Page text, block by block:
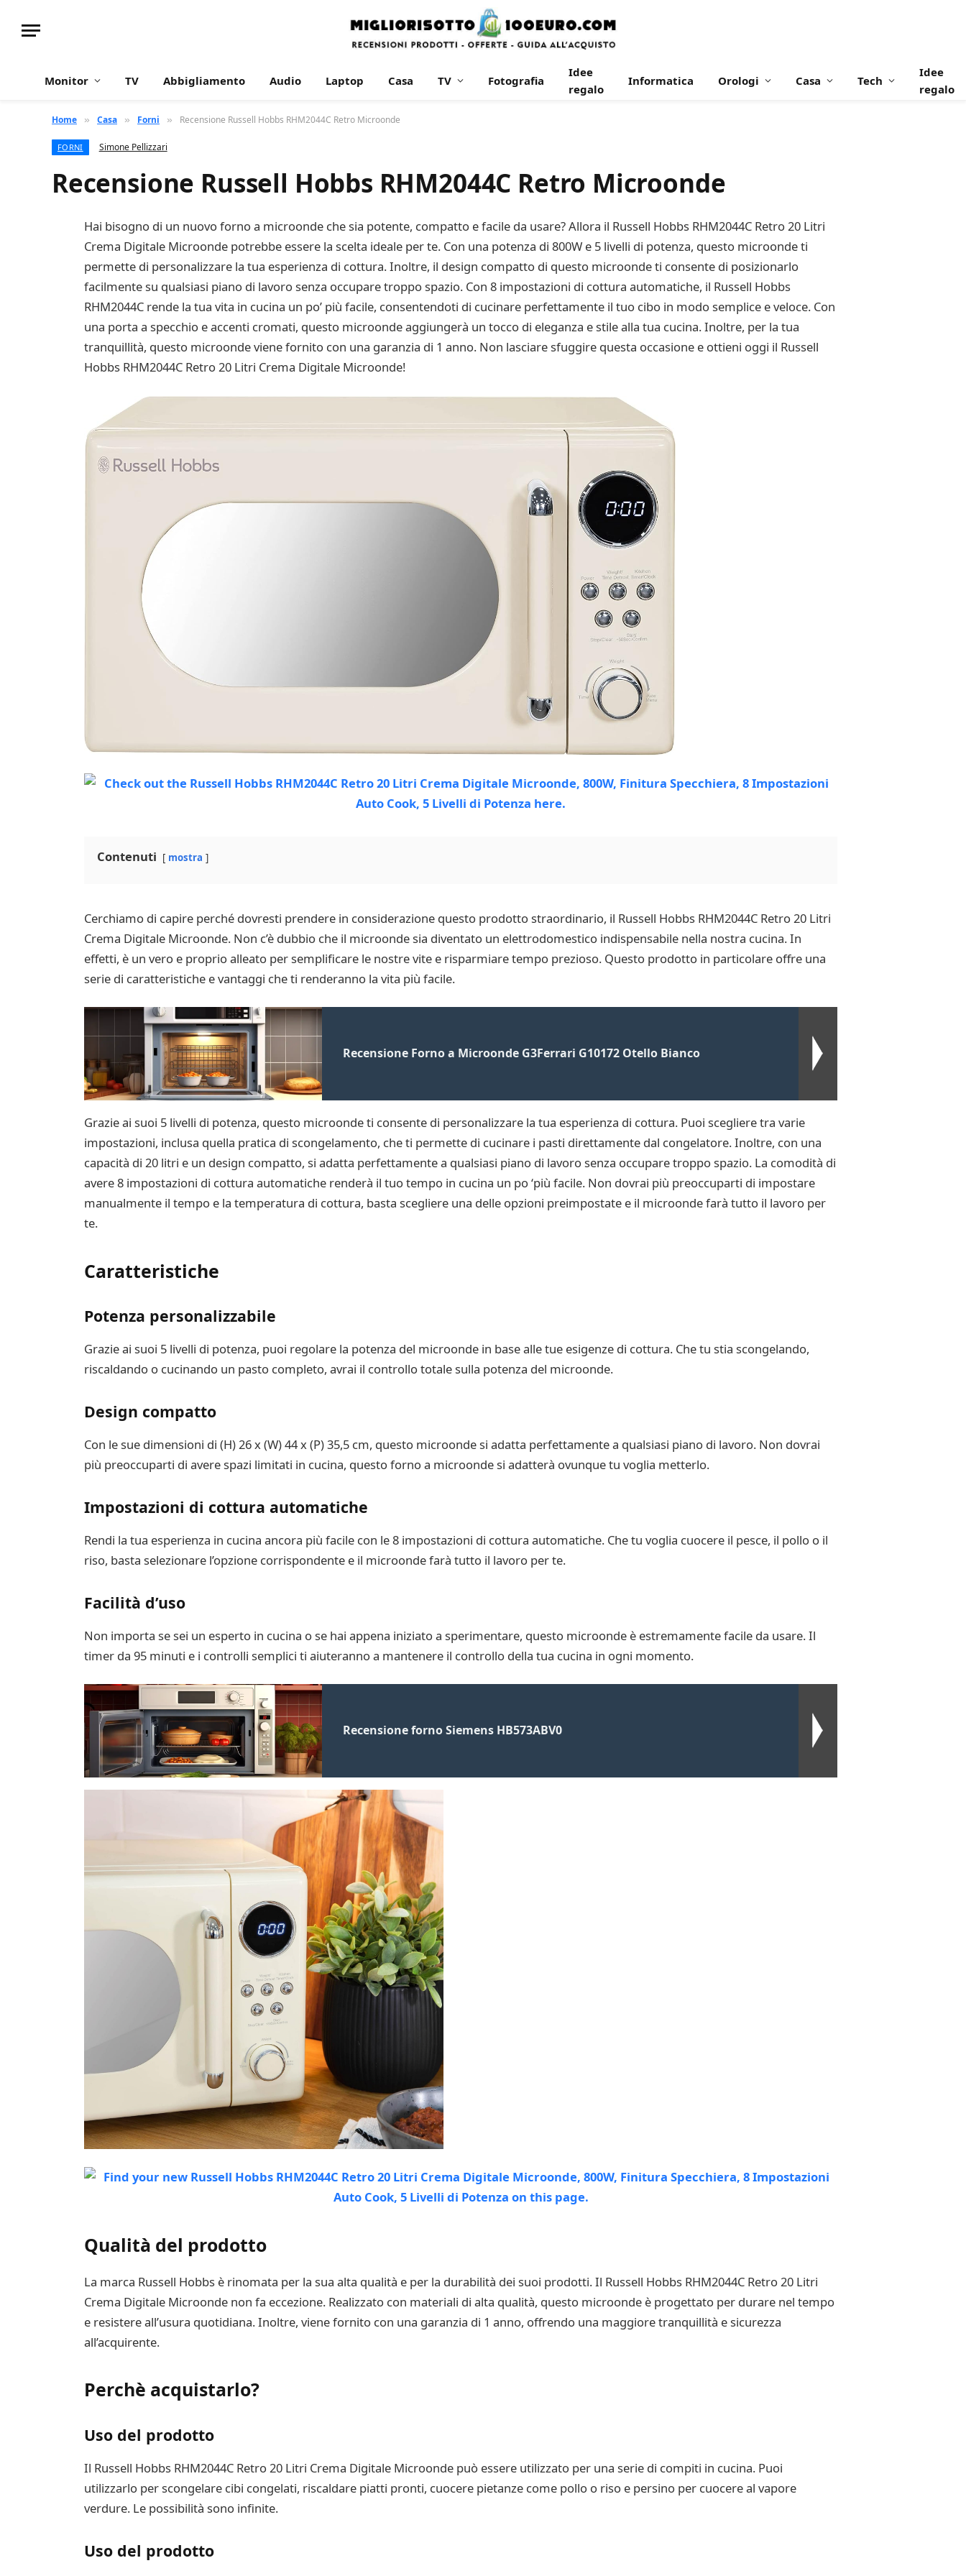
Monitor TV Abbigliamento Audio Laptop Casa TV Fotografia
Idee
regalo
Informatica Orologi Casa Tech
Idee
regalo
Home » Casa » Forni » Recensione Russell Hobbs RHM2044C Retro Microonde
FORNI Simone Pellizzari
Recensione Russell Hobbs RHM2044C Retro Microonde
Hai bisogno di un nuovo forno a microonde che sia potente, compatto e facile da usare? Allora il Russell Hobbs RHM2044C Retro 20 Litri
Crema Digitale Microonde potrebbe essere la scelta ideale per te. Con una potenza di 800W e 5 livelli di potenza, questo microonde ti
permette di personalizzare la tua esperienza di cottura. Inoltre, il design compatto di questo microonde ti consente di posizionarlo
facilmente su qualsiasi piano di lavoro senza occupare troppo spazio. Con 8 impostazioni di cottura automatiche, il Russell Hobbs
RHM2044C rende la tua vita in cucina un po’ più facile, consentendoti di cucinare perfettamente il tuo cibo in modo semplice e veloce. Con
una porta a specchio e accenti cromati, questo microonde aggiungerà un tocco di eleganza e stile alla tua cucina. Inoltre, per la tua
tranquillità, questo microonde viene fornito con una garanzia di 1 anno. Non lasciare sfuggire questa occasione e ottieni oggi il Russell
Hobbs RHM2044C Retro 20 Litri Crema Digitale Microonde!
Contenuti mostra
Cerchiamo di capire perché dovresti prendere in considerazione questo prodotto straordinario, il Russell Hobbs RHM2044C Retro 20 Litri
Crema Digitale Microonde. Non c’è dubbio che il microonde sia diventato un elettrodomestico indispensabile nella nostra cucina. In
effetti, è un vero e proprio alleato per semplificare le nostre vite e risparmiare tempo prezioso. Questo prodotto in particolare offre una
serie di caratteristiche e vantaggi che ti renderanno la vita più facile.
Recensione Forno a Microonde G3Ferrari G10172 Otello Bianco
Grazie ai suoi 5 livelli di potenza, questo microonde ti consente di personalizzare la tua esperienza di cottura. Puoi scegliere tra varie
impostazioni, inclusa quella pratica di scongelamento, che ti permette di cucinare i pasti direttamente dal congelatore. Inoltre, con una
capacità di 20 litri e un design compatto, si adatta perfettamente a qualsiasi piano di lavoro senza occupare troppo spazio. La comodità di
avere 8 impostazioni di cottura automatiche renderà il tuo tempo in cucina un po ‘più facile. Non dovrai più preoccuparti di impostare
manualmente il tempo e la temperatura di cottura, basta scegliere una delle opzioni preimpostate e il microonde farà tutto il lavoro per
te.
Caratteristiche
Potenza personalizzabile
Grazie ai suoi 5 livelli di potenza, puoi regolare la potenza del microonde in base alle tue esigenze di cottura. Che tu stia scongelando,
riscaldando o cucinando un pasto completo, avrai il controllo totale sulla potenza del microonde.
Design compatto
Con le sue dimensioni di (H) 26 x (W) 44 x (P) 35,5 cm, questo microonde si adatta perfettamente a qualsiasi piano di lavoro. Non dovrai
più preoccuparti di avere spazi limitati in cucina, questo forno a microonde si adatterà ovunque tu voglia metterlo.
Impostazioni di cottura automatiche
Rendi la tua esperienza in cucina ancora più facile con le 8 impostazioni di cottura automatiche. Che tu voglia cuocere il pesce, il pollo o il
riso, basta selezionare l’opzione corrispondente e il microonde farà tutto il lavoro per te.
Facilità d’uso
Non importa se sei un esperto in cucina o se hai appena iniziato a sperimentare, questo microonde è estremamente facile da usare. Il
timer da 95 minuti e i controlli semplici ti aiuteranno a mantenere il controllo della tua cucina in ogni momento.
Recensione forno Siemens HB573ABV0
Qualità del prodotto
La marca Russell Hobbs è rinomata per la sua alta qualità e per la durabilità dei suoi prodotti. Il Russell Hobbs RHM2044C Retro 20 Litri
Crema Digitale Microonde non fa eccezione. Realizzato con materiali di alta qualità, questo microonde è progettato per durare nel tempo
e resistere all’usura quotidiana. Inoltre, viene fornito con una garanzia di 1 anno, offrendo una maggiore tranquillità e sicurezza
all’acquirente.
Perchè acquistarlo?
Uso del prodotto
Il Russell Hobbs RHM2044C Retro 20 Litri Crema Digitale Microonde può essere utilizzato per una serie di compiti in cucina. Puoi
utilizzarlo per scongelare cibi congelati, riscaldare piatti pronti, cuocere pietanze come pollo o riso e persino per cuocere al vapore
verdure. Le possibilità sono infinite.
Uso del prodotto